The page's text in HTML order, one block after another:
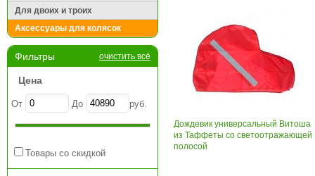
Для двоих и троих
Аксессуары для колясок
Фильтры очистить всё
Цена
От До руб.
Товары со скидкой
Дождевик универсальный Витоша
из Таффеты со светоотражающей
полосой